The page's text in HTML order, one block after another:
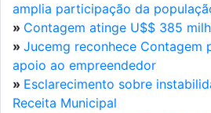
amplia participação da
» Contagem atinge U$$ 385
» Jucemg reconhece Contagem
apoio ao empreendedor
» Esclarecimento sobre
Receita Municipal